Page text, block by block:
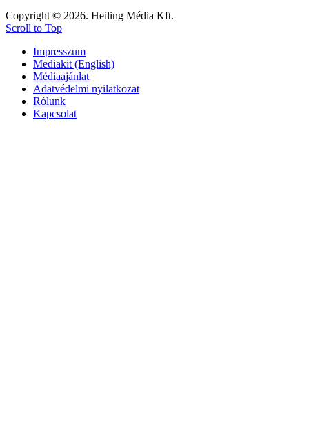
Copyright © 2026. Heiling Média Kft.
Scroll to Top
Impresszum
Mediakit (English)
Médiaajánlat
Adatvédelmi nyilatkozat
Rólunk
Kapcsolat